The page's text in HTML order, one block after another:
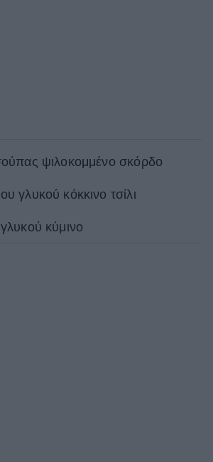
ψιλοκομμένο σκόρδο
γλυκού κόκκινο τσίλι
κύμινο